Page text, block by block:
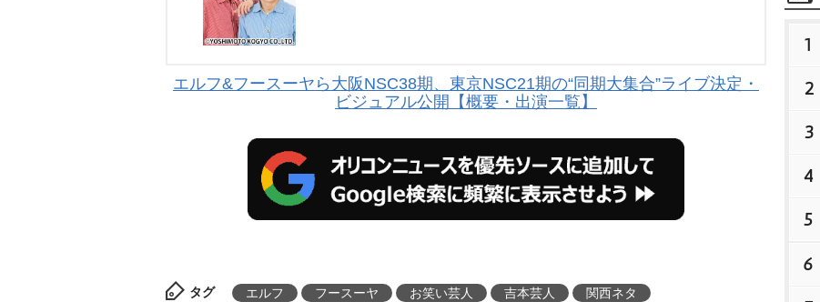
エルフ&フースーヤら大阪NSC38期、東京NSC21期の“同期大集合”ライブ決定・
ビジュアル公開【概要・出演一覧】
タグ エルフ フースーヤ お笑い芸人 吉本芸人 関西ネタ
1
2
3
4
5
6